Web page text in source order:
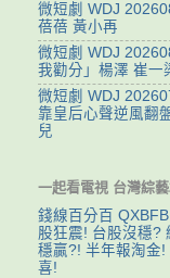
微短劇 WDJ
蓓蓓 黃小再
微短劇 WDJ
我勸分」楊澤 崔一
微短劇 WDJ
靠皇后心聲逆風翻
兒
一起看電視 台灣綜
錢線百分百
股狂震! 台股沒穩?
穩贏?! 半年報淘金!
喜!